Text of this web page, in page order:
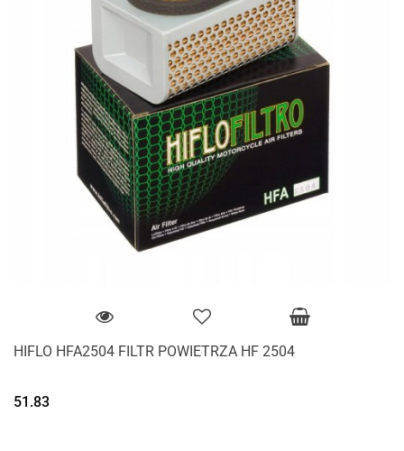
HIFLO HFA2504 FILTR POWIETRZA HF 2504
51.83